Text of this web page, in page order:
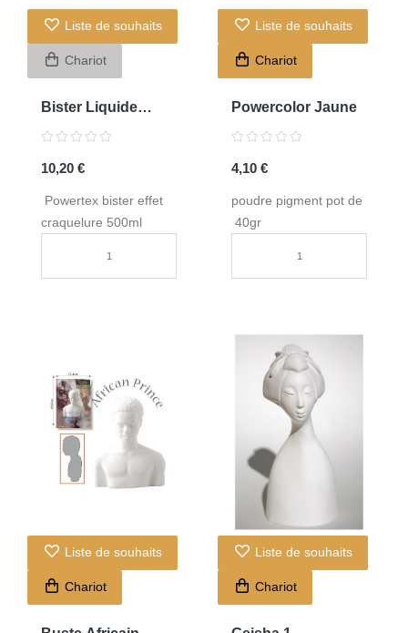
Liste de souhaits
Chariot
Bister Liquide
500ml
10,20 €
Powertex bister effet
craquelure 500ml
Liste de souhaits
Chariot
Powercolor Jaune
4,10 €
poudre pigment pot de
40gr
Liste de souhaits
Chariot
Liste de souhaits
Chariot